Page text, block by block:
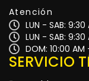
Atención
LUN - SAB:
LUN - SAB:
DOM: 10:00
SERVICIO